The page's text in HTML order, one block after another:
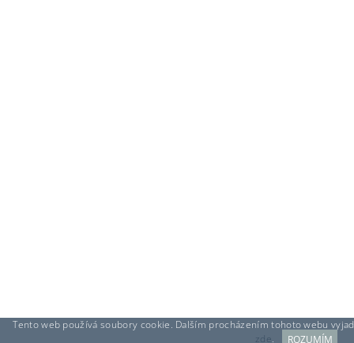
Tento web používá soubory cookie. Dalším procházením tohoto webu
zde. ROZUMÍM